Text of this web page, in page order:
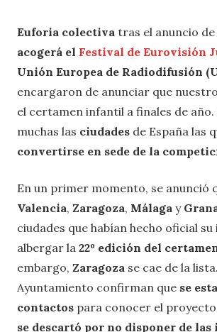
Euforia colectiva tras el anuncio de
acogerá el Festival de Eurovisión
Unión Europea de Radiodifusión
encargaron de anunciar que
el certamen infantil a finales de año.
muchas las ciudades de España las
convertirse en sede de la
En un primer momento, se anunció
Valencia, Zaragoza, Málaga y
ciudades que habían hecho oficial
albergar la 22º edición del
embargo, Zaragoza se cae de la
Ayuntamiento confirman que se
contactos para conocer el
se descartó por no disponer de